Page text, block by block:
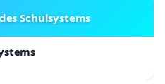
Schulsystems